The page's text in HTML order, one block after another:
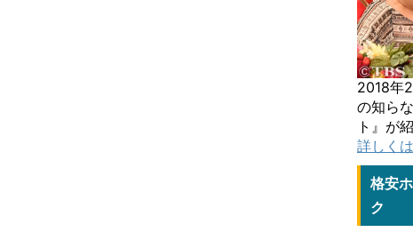
2018年
の知ら
ト』が
詳しく
格安
ク